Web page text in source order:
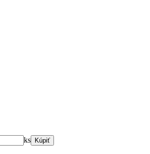
ks
Kúpiť